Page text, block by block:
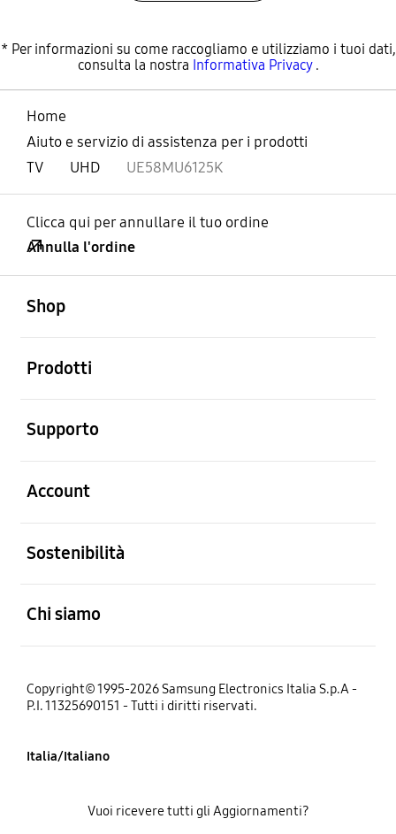
* Per informazioni su come raccogliamo e utilizziamo i tuoi dati,
consulta la nostra Informativa Privacy.
Home
Aiuto e servizio di assistenza per i prodotti
TV
UHD UE58MU6125K
Clicca qui per annullare il tuo ordine
Annulla l'ordine
Shop
Prodotti
Supporto
Account
Sostenibilità
Chi siamo
Copyright© 1995-2026 Samsung Electronics Italia S.p.A -
P.I. 11325690151 - Tutti i diritti riservati.
Italia/Italiano
Vuoi ricevere tutti gli Aggiornamenti?